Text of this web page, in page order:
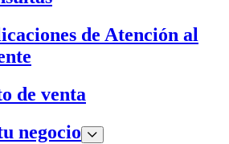
de Atención al
de venta
negocio